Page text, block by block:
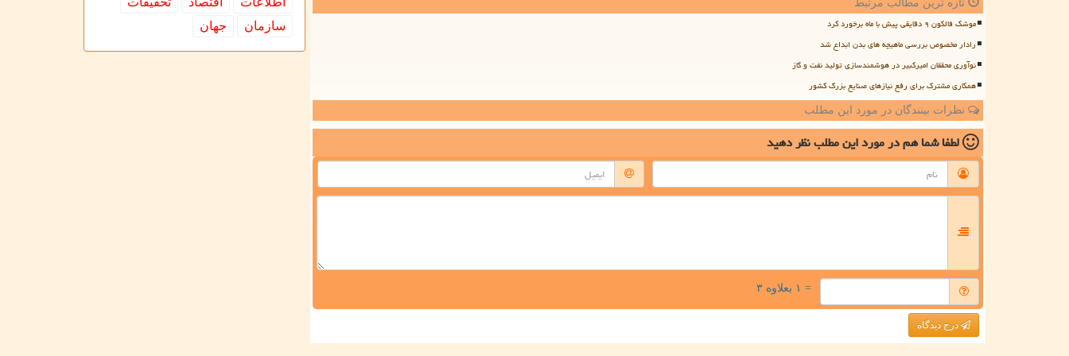
تازه ترین مطالب مرتبط
موشک فالکون ۹ دقایقی پیش با ماه برخورد کرد
رادار مخصوص بررسی ماهیچه های بدن ابداع شد
نوآوری محققان امیرکبیر در هوشمندسازی تولید نفت و گاز
همکاری مشترک برای رفع نیازهای صنایع بزرگ کشور
نظرات بینندگان در مورد این مطلب
لطفا شما همدر مورد این مطلبنظر دهید
= ۱ بعلاوه ۳
درج دیدگاه
سازمان
جهان